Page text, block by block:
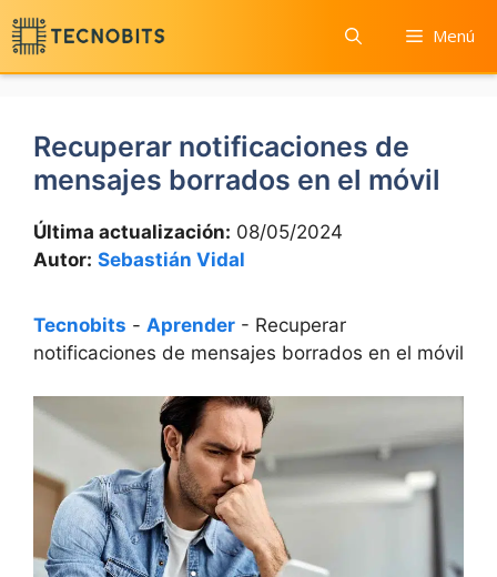
Saltar
al
contenido
Menú
Recuperar notificaciones de
mensajes borrados en el móvil
Última actualización: 08/05/2024
Autor: Sebastián Vidal
Tecnobits - Aprender - Recuperar
notificaciones de mensajes borrados en el móvil